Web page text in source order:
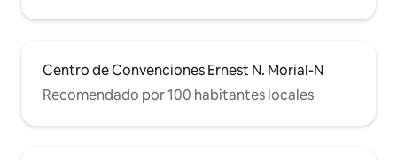
Centro de Convenciones Ernest N. Morial-N
Recomendado por 100 habitantes locales